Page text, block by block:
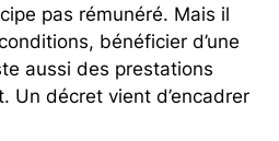
pas rémunéré. Mais il
bénéficier d’une
aussi des prestations
Un décret vient d’encadrer